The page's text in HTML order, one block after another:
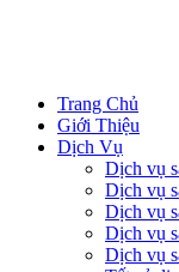
Trang Chủ
Giới Thiệu
Dịch Vụ
Dịch vụ
Dịch vụ
Dịch vụ
Dịch vụ
Dịch vụ